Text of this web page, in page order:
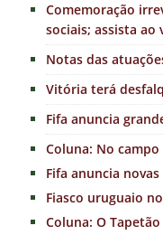
Comemoração
sociais; assista ao
Notas das
Vitória terá
Fifa anuncia
Coluna: No
Fifa anuncia
Fiasco uruguaio
Coluna: O